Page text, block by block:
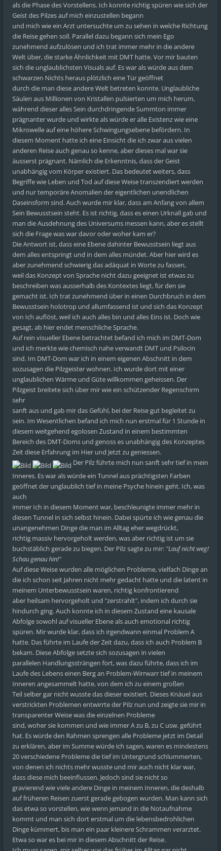
als die Phase des Vorstellens. Ich konnte richtig spüren wie sich der
Geist des Pilzes auf mich einzustellen begann
und mich wie ein Arzt untersuchte um zu sehen in welche Richtung
die Reise gehen soll. Parallel dazu begann sich mein Ego
zunehmend aufzulösen und ich trat immer mehr in die andere
Welt über, die starke Ähnlichkeit mit DMT hatte. Vor mir bauten
sich die unglaublichsten Visuals auf. Es war als würde aus dem
schwarzen Nichts heraus plötzlich eine Tür geöffnet
durch die man diese andere Welt betreten konnte. Unglaubliche
Säulen aus Millionen von Kristallen pulsierten um mich herum,
während dieser alles Sein durchdringende Summton immer
prägnanter wurde und wirkte als würde er alle Existenz wie eine
Mikrowelle auf eine höhere Schwingungsebene befördern. In
diesem Moment hatte ich eine Einsicht die ich zwar aus vielen
anderen Reise auch genau so kenne, aber dieses mal war sie
äusserst prägnant. Nämlich die Erkenntnis, dass der Geist
unabhängig vom Körper existiert. Das bedeutet weiters, dass
Begriffe wie Leben und Tod auf diese Weise transzendiert werden
und nur temporäre Anomalien der eigentlichen unendlichen
Daseinsform sind. Auch wurde mir klar, dass am Anfang von allem
Sein Bewusstsein steht. Es ist richtig, dass es einen Urknall gab und
man die Ausdehnung des Universums messen kann, aber es stellt
sich die Frage was war davor oder woher kam er?
Die Antwort ist, dass eine Ebene dahinter Bewusstsein liegt aus
dem alles entspringt und in dem alles mündet. Aber hier wird es
aber zunehmend schwierig das adäquat in Worte zu fassen,
weil das Konzept von Sprache nicht dazu geeignet ist etwas zu
beschreiben was ausserhalb des Kontextes liegt, für den sie
gemacht ist. Ich trat zunehmend über in einen Durchbruch in dem
Bewusstsein holotrop und allumfassend ist und sich das Konzept
von Ich auflöst, weil ich auch alles bin und alles Eins ist. Doch wie
gesagt, ab hier endet menschliche Sprache.
Auf rein visueller Ebene betrachtet befand ich mich im DMT-Dom
und ich merkte wie chemisch nahe verwandt DMT und Psilocin
sind. Im DMT-Dom war ich in einem eigenen Abschnitt in dem
sozusagen die Pilzgeister wohnen. Ich wurde dort mit einer
unglaublichen Wärme und Güte willkommen geheissen. Der
Pilzgeist breitete sich über mir wie ein schützender Regenschirm
sehr
sanft aus und gab mir das Gefühl, bei der Reise gut begleitet zu
sein. Im Wesentlichen befand ich mich nun erstmal für 1 Stunde in
diesem weitgehend egolosen Zustand in einem bestimmten
Bereich des DMT-Doms und genoss es unabhängig des Konzeptes
Zeit diese Erfahrung im Hier und Jetzt zu geniessen.
Der Pilz führte mich nun sanft sehr tief in mein
Inneres. Es war als würde ein Tunnel aus prächtigsten Farben
geöffnet der unglaublich tief in meine Psyche hinein geht. Ich, was
auch
immer Ich in diesem Moment war, beschleunigte immer mehr in
diesen Tunnel in sich selbst hinein. Dabei spürte ich wie genau die
unangenehmen Dinge die man im Alltag eher wegdrückt,
richtig massiv hervorgeholt werden, was aber richtig ist um sie
buchstäblich gerade zu biegen. Der Pilz sagte zu mir: "Lauf nicht weg!
Schau genau hin!"
Auf diese Weise wurden alle möglichen Probleme, vielfach Dinge an
die ich schon seit Jahren nicht mehr gedacht hatte und die latent in
meinem Unterbewusstsein waren, richtig konfrontierend
aber heilsam hervorgeholt und "zerstrahlt", indem ich durch sie
hindurch ging. Auch konnte ich in diesem Zustand eine kausale
Abfolge sowohl auf visueller Ebene als auch emotional richtig
spüren. Mir wurde klar, dass ich irgendwann einmal Problem A
hatte. Das führte im Laufe der Zeit dazu, dass ich auch Problem B
bekam. Diese Abfolge setzte sich sozusagen in vielen
parallelen Handlungssträngen fort, was dazu führte, dass ich im
Laufe des Lebens einen Berg an Problem-Wirrwarr tief in meinem
Inneren angesammelt hatte, von dem ich zu einem großen
Teil selber gar nicht wusste das dieser existiert. Dieses Knäuel aus
verstrickten Problemen entwirrte der Pilz nun und zeigte sie mir in
transparenter Weise was die einzelnen Probleme
sind, woher sie kommen und wie immer A zu B, zu C usw. geführt
hat. Es würde den Rahmen sprengen alle Probleme jetzt im Detail
zu erklären, aber im Summe würde ich sagen, waren es mindestens
20 verschiedene Probleme die tief im Untergrund schlummerten,
von denen ich nichts mehr wusste und mir auch nicht klar war,
dass diese mich beeinflussen. Jedoch sind sie nicht so
gravierend wie viele andere Dinge in meinem Inneren, die deshalb
auf früheren Reisen zuerst gerade gebogen wurden. Man kann sich
das etwa so vorstellen, wie wenn jemand in die Notaufnahme
kommt und man sich dort erstmal um die lebensbedrohlichen
Dinge kümmert, bis man ein paar kleinere Schrammen verarztet.
Etwa so war es bei mir in diesem Abschnitt der Reise.